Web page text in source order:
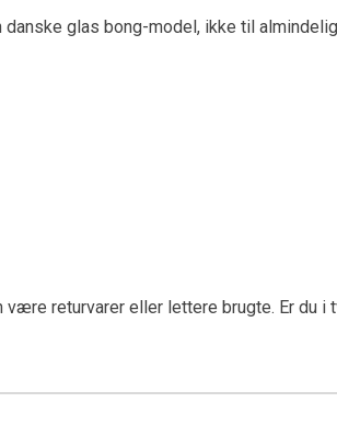
glas bong-model, ikke til
returvarer eller lettere brugte. Er du